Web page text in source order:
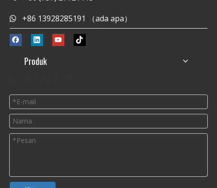
 +86 13928285191 （ada apa）
Produk